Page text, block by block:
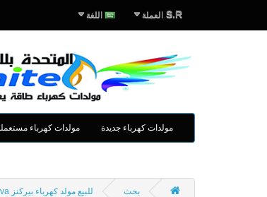
S.R العملة اللغة
مولدات كهرباء جديدة مولدات كهرباء
بحث للبيع مولد كهرباء بيركنز 75kva إنجليزي أصلي (جديد) 2016